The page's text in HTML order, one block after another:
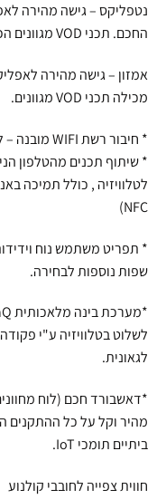
נטפליקס – גישה מהירה
החכם. תכני VOD מגוונים הכוללים תרגום לעברית.
אמזון – גישה מהירה
מכילה תכני VOD מגוונים.
* חיבור רשת WIFI מובנה – להתחברות לרשת הביתית ללא מתאם!
* שיתוף תכנים מהטלפון
NFC)
* תפריט משתמש נוח
שפות נוספות לבחירה.
לשלוט בטלוויזיה ע"י
לגאונית.
*דאשבורד חכם (לוח
מהיר וקל על כל ההתקנים
ביתיים תומכי IoT.
חווית צפייה לחובבי קולנוע